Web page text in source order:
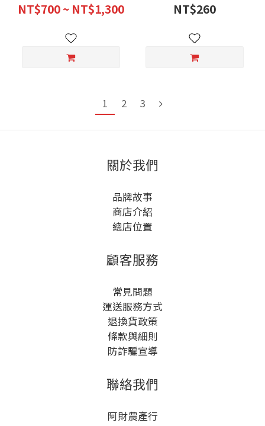
NT$700 ~ NT$1,300 NT$260
1 2 3
關於我們
品牌故事
商店介紹
總店位置
顧客服務
常見問題
運送服務方式
退換貨政策
條款與細則
防詐騙宣導
聯絡我們
阿財農產行